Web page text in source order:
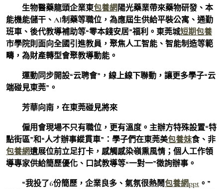
生物醫藥龍頭企業東包養網 陽光藥業帶來藥物研發、本
能機能儲干、AI制藥等職位，為應屆生供給平裝公寓、通勤
班車、後代教導補助等“零本錢安居”福利。東莞城短期包養
市學院則面向全國引進教員，聚焦人工智能、智能制造等範
疇，為財產轉型會聚教導動能。
運動同步開設“云聘會”，線上線下聯動，讓更多學子“云
端碰見東莞”。
芳華向南，在東莞碰見將來
僱用會現場不只有職位，更有溫度。主辦方特殊設置“特
點街區”和“人才辦事縱貫車”：學子們在東莞美包養妹食、非
包養網遺展位前立足打卡，感觸感染嶺熏風情；個人工作領
導專家供給簡歷優化、口試教導等“一對一”徵詢辦事。
“我投了6份簡歷，企業良多、氣氛很熱鬧包養網ppt 。”